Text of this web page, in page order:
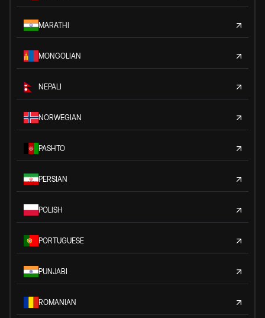
MARATHI
MONGOLIAN
NEPALI
NORWEGIAN
PASHTO
PERSIAN
POLISH
PORTUGUESE
PUNJABI
ROMANIAN